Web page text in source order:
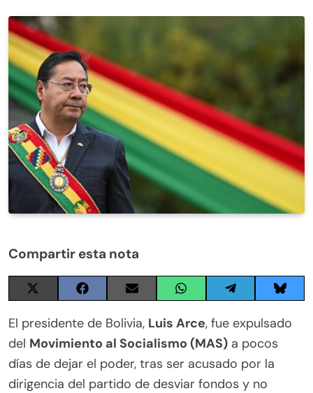
Compartir esta nota
Share
on
X
(Twitter)
Share
on
Facebook
Share
on
Email
Share
on
WhatsApp
Share
on
Telegram
Share
on
El presidente de Bolivia, Luis Arce, fue expulsado
del Movimiento al Socialismo (MAS) a pocos
días de dejar el poder, tras ser acusado por la
dirigencia del partido de desviar fondos y no